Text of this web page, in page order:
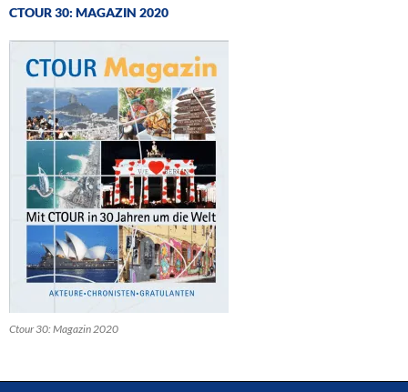
CTOUR 30: MAGAZIN 2020
Ctour 30: Magazin 2020